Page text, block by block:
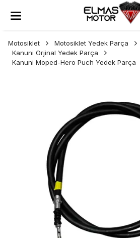
Motosiklet
Motosiklet Yedek Parça
Kanuni Orjinal Yedek Parça
Kanuni Moped-Hero Puch Yedek Parça